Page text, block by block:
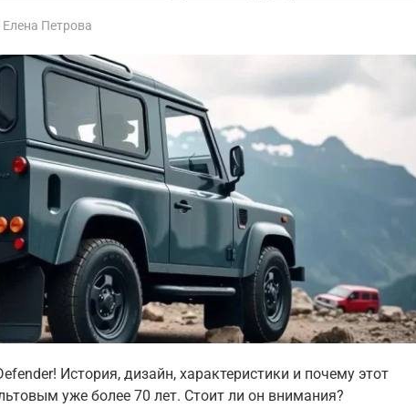
Елена Петрова
История, дизайн, характеристики и почему этот
уже более 70 лет. Стоит ли он внимания?